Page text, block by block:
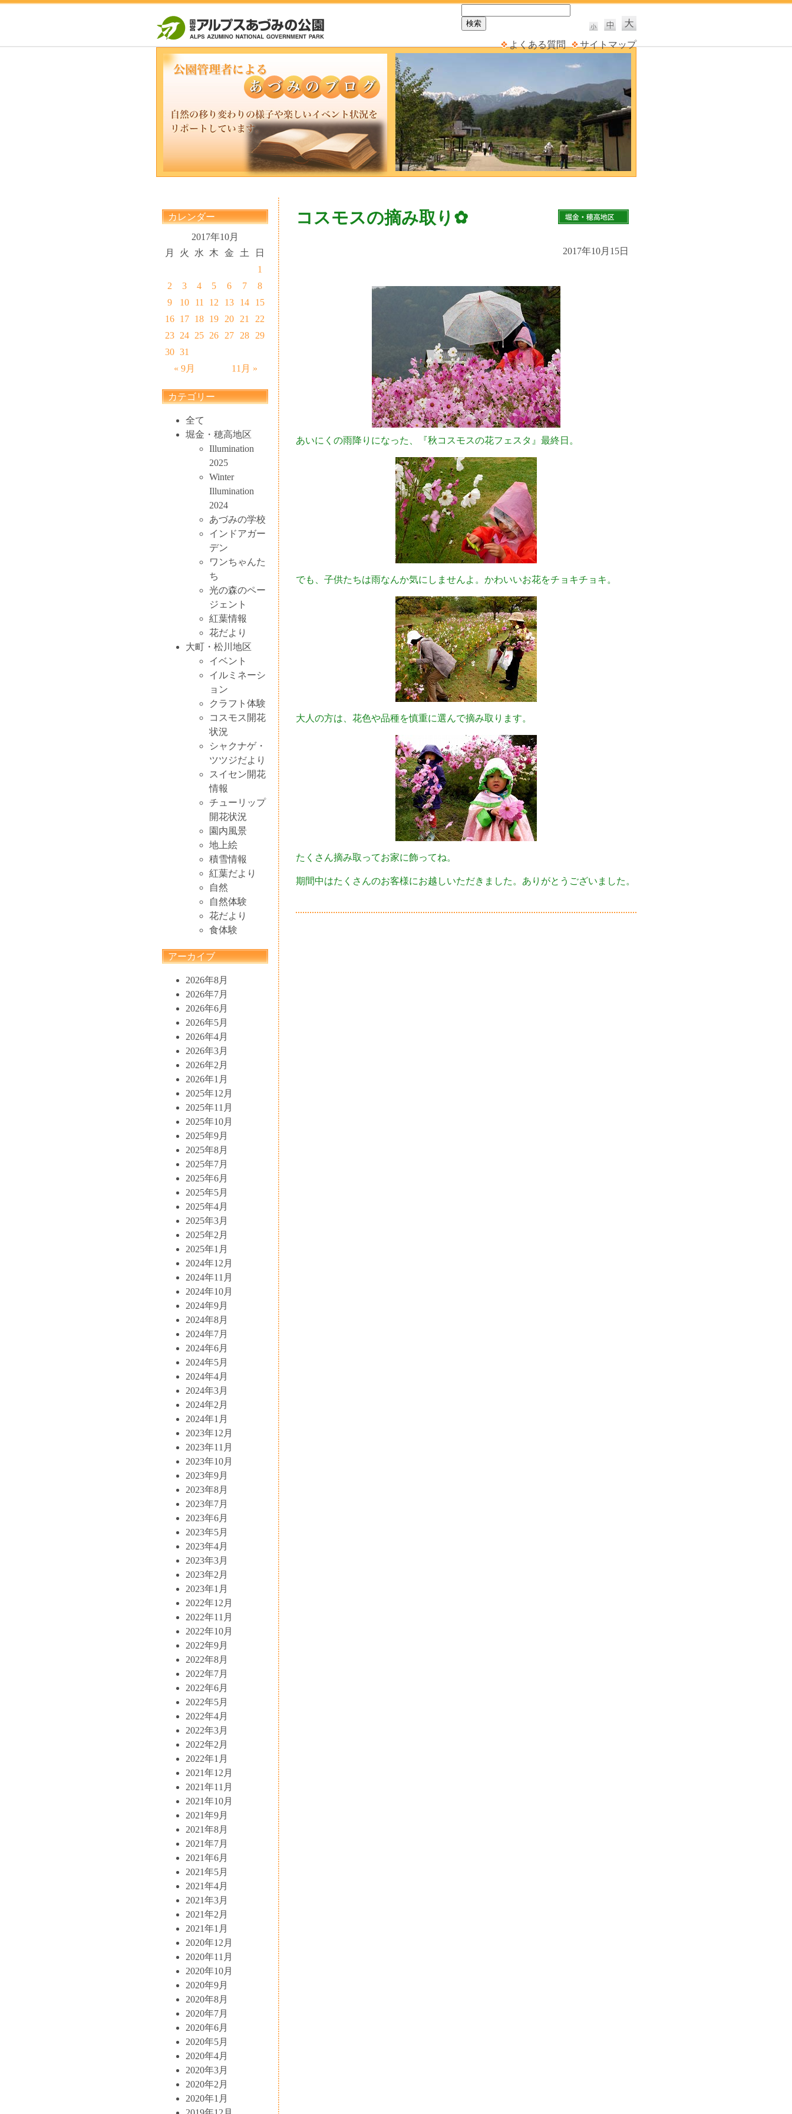
よくある質問 サイトマップ
カレンダー
2017年10月
月
火 水 木 金 土 日
« 9月 11月 »
1
2
3 4 5 6 7
8
9
10 11 12 13 14
15
16 17 18 19 20 21
22
23 24 25 26 27 28
29
30 31
カテゴリー
全て
堀金・穂高地区
Illumination
2025
Winter
Illumination
2024
あづみの学校
インドアガー
デン
ワンちゃんた
ち
光の森のペー
ジェント
紅葉情報
花だより
大町・松川地区
イベント
イルミネーシ
ョン
クラフト体験
コスモス開花
状況
シャクナゲ・
ツツジだより
スイセン開花
情報
チューリップ
開花状況
園内風景
地上絵
積雪情報
紅葉だより
自然
自然体験
花だより
食体験
アーカイブ
2026年8月
2026年7月
2026年6月
2026年5月
2026年4月
2026年3月
2026年2月
2026年1月
2025年12月
2025年11月
2025年10月
2025年9月
2025年8月
2025年7月
2025年6月
2025年5月
2025年4月
2025年3月
2025年2月
2025年1月
2024年12月
2024年11月
2024年10月
2024年9月
2024年8月
2024年7月
2024年6月
2024年5月
2024年4月
2024年3月
2024年2月
2024年1月
2023年12月
2023年11月
2023年10月
2023年9月
2023年8月
2023年7月
2023年6月
2023年5月
2023年4月
2023年3月
2023年2月
2023年1月
2022年12月
2022年11月
2022年10月
2022年9月
2022年8月
2022年7月
2022年6月
2022年5月
2022年4月
2022年3月
2022年2月
2022年1月
2021年12月
2021年11月
2021年10月
2021年9月
2021年8月
2021年7月
2021年6月
2021年5月
2021年4月
2021年3月
2021年2月
2021年1月
2020年12月
2020年11月
2020年10月
2020年9月
2020年8月
2020年7月
2020年6月
2020年5月
2020年4月
2020年3月
2020年2月
2020年1月
コスモスの摘み取り✿
2017年10月15日
あいにくの雨降りになった、『秋コスモスの花フェスタ』最終日。
でも、子供たちは雨なんか気にしませんよ。かわいいお花をチョキチョキ。
大人の方は、花色や品種を慎重に選んで摘み取ります。
たくさん摘み取ってお家に飾ってね。
期間中はたくさんのお客様にお越しいただきました。ありがとうございました。